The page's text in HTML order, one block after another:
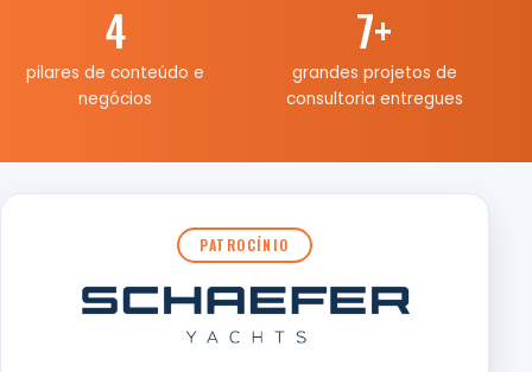
4
pilares de conteúdo e
negócios
7+
grandes projetos de
consultoria entregues
PATROCÍNIO